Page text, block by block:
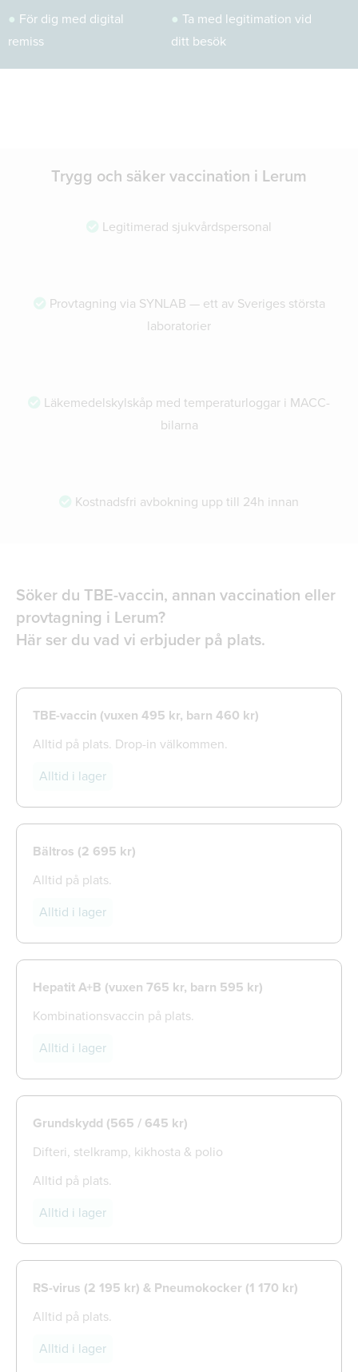
● För dig med digital
remiss
● Ta med legitimation vid
ditt besök
Trygg och säker vaccination i Lerum
Legitimerad sjukvårdspersonal
Provtagning via SYNLAB — ett av Sveriges största
laboratorier
Läkemedelskylskåp med temperaturloggar i MACC-
bilarna
Kostnadsfri avbokning upp till 24h innan
Söker du TBE-vaccin, annan vaccination eller
provtagning i Lerum?
Här ser du vad vi erbjuder på plats.
TBE-vaccin (vuxen 495 kr, barn 460 kr)
Alltid på plats. Drop-in välkommen.
Alltid i lager
Bältros (2 695 kr)
Alltid på plats.
Alltid i lager
Hepatit A+B (vuxen 765 kr, barn 595 kr)
Kombinationsvaccin på plats.
Alltid i lager
Grundskydd (565 / 645 kr)
Difteri, stelkramp, kikhosta & polio
Alltid på plats.
Alltid i lager
RS-virus (2 195 kr) & Pneumokocker (1 170 kr)
Alltid på plats.
Alltid i lager